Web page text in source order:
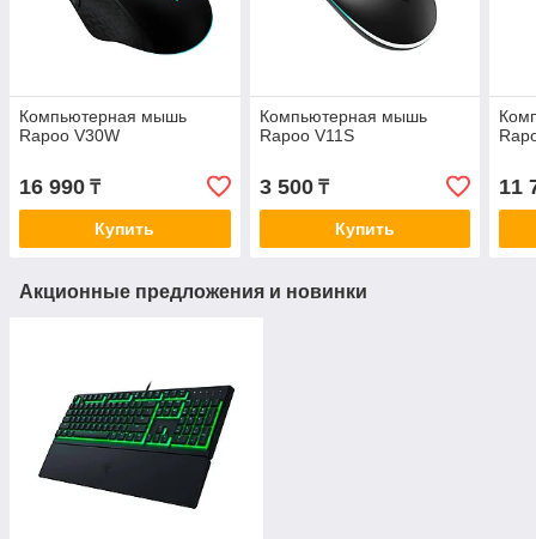
Компьютерная мышь
Rapoo V30W
16 990 ₸
Купить
Компьютерная мышь
Rapoo V11S
3 500₸
Купить
11
Акционные предложения и новинки